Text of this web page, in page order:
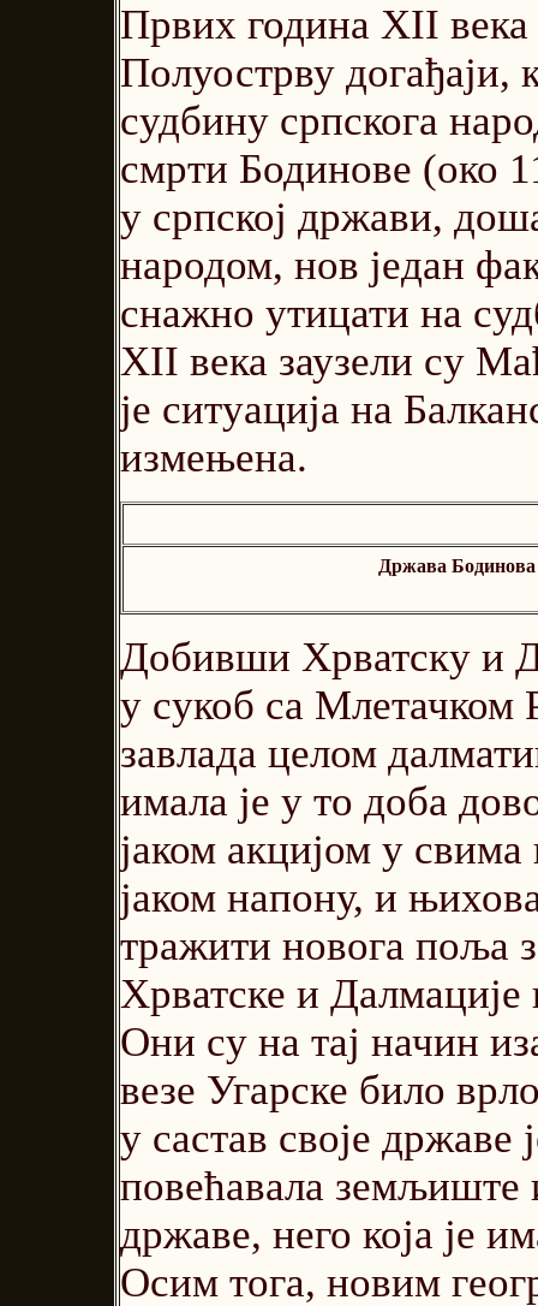
Првих година XII века
Полуострву догађаји,
судбину српскога
смрти Бодинове (око
у српској држави,
народом, нов један
снажно утицати на
XII века заузели су
је ситуација на
измењена.
Држава Бодинова
Добивши Хрватску и
у сукоб са Млетачком
завлада целом
имала је у то доба
јаком акцијом у
јаком напону, и
тражити новога поља
Хрватске и
Они су на тај начин
везе Угарске било
у састав своје државе
повећавала земљиште
државе, него која је
Осим тога, новим